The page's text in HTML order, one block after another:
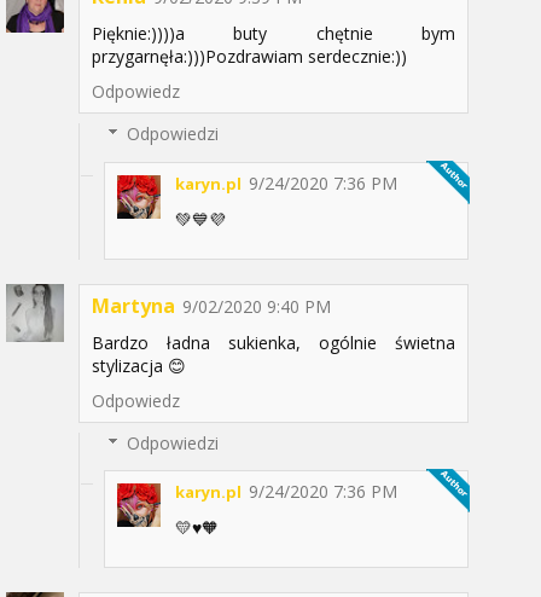
Pięknie:))))a buty chętnie bym
przygarnęła:)))Pozdrawiam serdecznie:))
Odpowiedz
Odpowiedzi
karyn.pl 9/24/2020 7:36 PM
💚💙💜
Martyna 9/02/2020 9:40 PM
Bardzo ładna sukienka, ogólnie świetna
stylizacja 😊
Odpowiedz
Odpowiedzi
karyn.pl 9/24/2020 7:36 PM
💛♥️🧡